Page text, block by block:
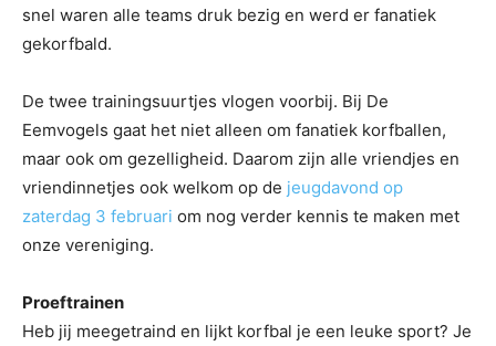
snel waren alle teams druk bezig en werd er fanatiek
gekorfbald.
De twee trainingsuurtjes vlogen voorbij. Bij De
Eemvogels gaat het niet alleen om fanatiek korfballen,
maar ook om gezelligheid. Daarom zijn alle vriendjes en
vriendinnetjes ook welkom op de jeugdavond op
zaterdag 3 februari om nog verder kennis te maken met
onze vereniging.
Proeftrainen
Heb jij meegetraind en lijkt korfbal je een leuke sport? Je